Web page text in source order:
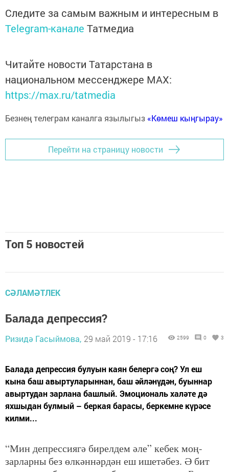
Следите за самым важным и интересным в
Telegram-канале Татмедиа
Читайте новости Татарстана в
национальном мессенджере MАХ:
https://max.ru/tatmedia
Безнең телеграм каналга язылыгыз «Көмеш кыңгырау»
Перейти на страницу новости
Топ 5 новостей
СӘЛАМӘТЛЕК
Балада депрессия?
Ризидә Гасыймова, 29 май 2019 - 17:16 2599 0 3
Балада депрессия булуын каян белергә соң? Ул еш
кына баш авыртуларыннан, баш әйләнүдән, буыннар
авыртудан зарлана башлый. Эмоциональ халәте дә
яхшыдан булмый – беркая барасы, беркемне күрәсе
килми...
“Мин депрессиягә бирелдем әле” кебек моң-
зарларны без өлкәннәрдән еш ишетәбез. Ә бит